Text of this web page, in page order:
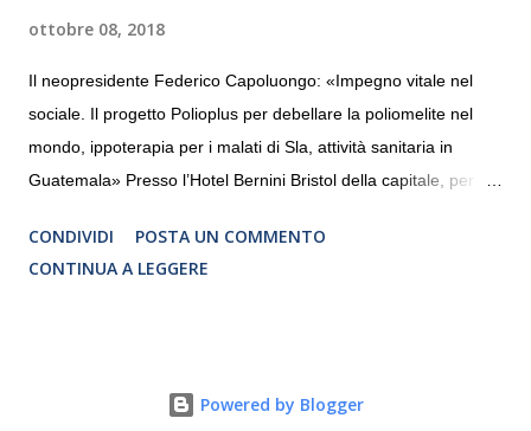
ottobre 08, 2018
Il neopresidente Federico Capoluongo: «Impegno vitale nel
sociale. Il progetto Polioplus per debellare la poliomelite nel
mondo, ippoterapia per i malati di Sla, attività sanitaria in
Guatemala» Presso l’Hotel Bernini Bristol della capitale, per la
programmazione del Rotary Club Roma Sud-Est che festeggia
i quaranta anni di attività. Un’occasione per raccontare al
riguardano sia il territorio che le missioni all’estero in paesi in
CONDIVIDI
POSTA UN COMMENTO
CONTINUA A LEGGERE
Powered by Blogger